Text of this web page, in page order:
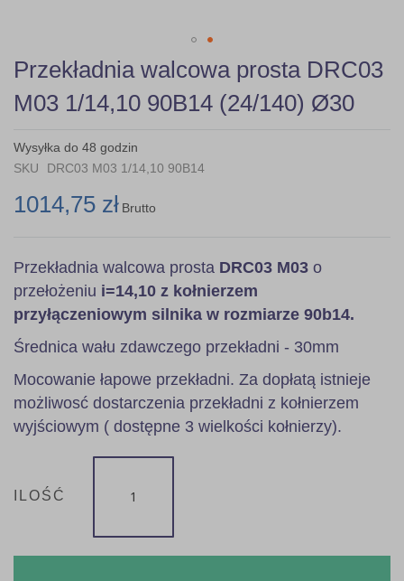
Skip
to
the
beginning
the
images
Przekładnia walcowa prosta DRC03
M03 1/14,10 90B14 (24/140) Ø30
Wysyłka do 48 godzin
SKU
DRC03 M03 1/14,10 90B14
1014,75 zł Brutto
Przekładnia walcowa prosta DRC03 M03 o
przełożeniu i=14,10 z kołnierzem
przyłączeniowym silnika w rozmiarze 90b14.
Średnica wału zdawczego przekładni - 30mm
Mocowanie łapowe przekładni. Za dopłatą istnieje
możliwosć dostarczenia przekładni z kołnierzem
wyjściowym ( dostępne 3 wielkości kołnierzy).
ILOŚĆ